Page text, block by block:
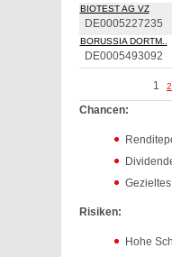
BIOTEST AG VZ
DE0005227235
BORUSSIA DORTM..
DE0005493092
1 2
Chancen:
Risiken:
Hohe